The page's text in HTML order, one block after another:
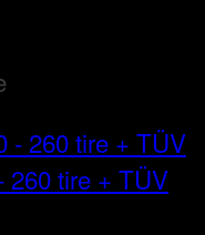
260 tire + TÜV